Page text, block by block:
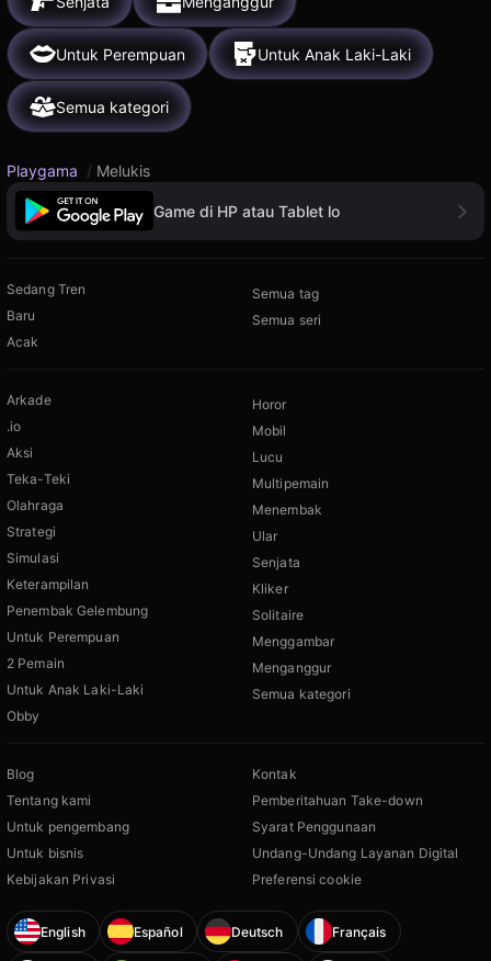
Untuk Perempuan Untuk Anak Laki-Laki
Semua kategori
Playgama / Melukis
Game di HP atau Tablet lo
Sedang Tren
Baru
Acak
Semua tag
Semua seri
Arkade
.io
Aksi
Teka-Teki
Olahraga
Strategi
Simulasi
Keterampilan
Penembak Gelembung
Untuk Perempuan
2 Pemain
Untuk Anak Laki-Laki
Obby
Horor
Mobil
Lucu
Multipemain
Menembak
Ular
Senjata
Kliker
Solitaire
Menggambar
Menganggur
Semua kategori
Blog
Tentang kami
Untuk pengembang
Untuk bisnis
Kebijakan Privasi
Kontak
Pemberitahuan Take-down
Syarat Penggunaan
Undang-Undang Layanan Digital
Preferensi cookie
English Español Deutsch Français